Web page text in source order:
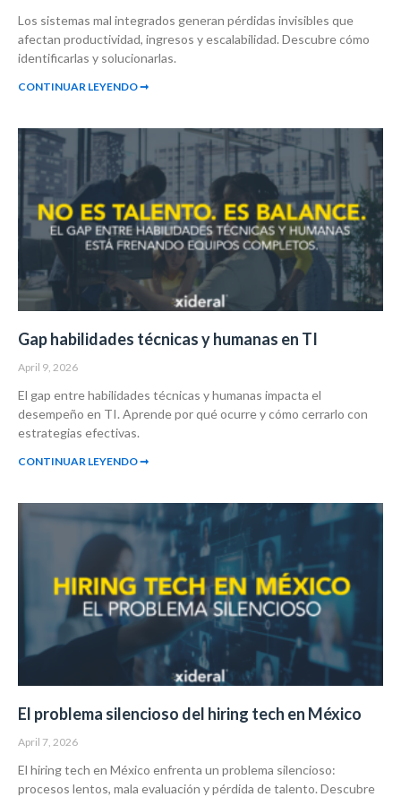
Los sistemas mal integrados generan pérdidas invisibles que
afectan productividad, ingresos y escalabilidad. Descubre cómo
identificarlas y solucionarlas.
CONTINUAR LEYENDO ➞
Gap habilidades técnicas y humanas en TI
April 9, 2026
El gap entre habilidades técnicas y humanas impacta el
desempeño en TI. Aprende por qué ocurre y cómo cerrarlo con
estrategias efectivas.
CONTINUAR LEYENDO ➞
El problema silencioso del hiring tech en México
April 7, 2026
El hiring tech en México enfrenta un problema silencioso:
procesos lentos, mala evaluación y pérdida de talento. Descubre